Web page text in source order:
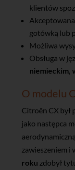
klientów
gotówką lub
Możliwa
Obsługa w
niemieckim,
O modelu
Citroën CX był
jako następca
zawieszeniem i
roku zdobył